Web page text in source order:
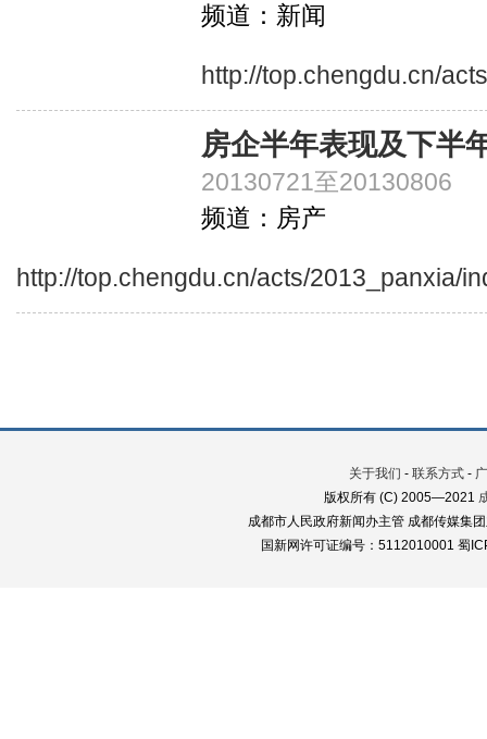
频道：新闻
http://top.chengdu.cn/
房企半年表现及下半
20130721至20130806
频道：房产
http://top.chengdu.cn/acts/2013_panxia/
关于我们 - 联系方式 -
版权所有 (C) 2005—2021
成都市人民政府新闻办主管 成都传媒集
国新网许可证编号：5112010001 蜀